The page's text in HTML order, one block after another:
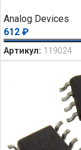
Analog Devices
612 ₽
Артикул: 119024